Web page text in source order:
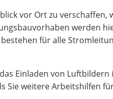
vor Ort zu
werden
für alle
Einladen von
weitere Arbeitshilfen